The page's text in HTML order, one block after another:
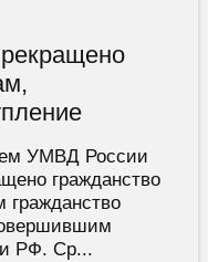
УМВД России
гражданство
гражданство
РФ. Ср...